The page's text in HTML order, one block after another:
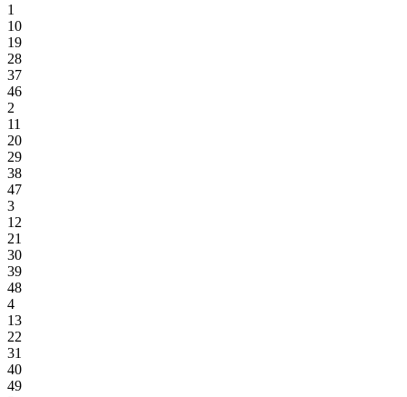
1
10
19
28
37
46
2
11
20
29
38
47
3
12
21
30
39
48
4
13
22
31
40
49